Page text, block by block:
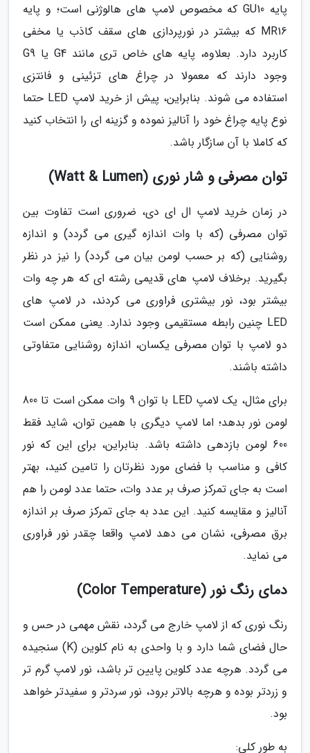
پایه GU10 که مخصوص لامپ های هالوژنی است؛ و پایه
MR16 که بیشتر در نورپردازی های سقف کاذب یا مخفی
کاربرد دارد. بعلاوه، پایه های خاص تری مانند G4 یا G9
وجود دارند که معمولا در چراغ های تزئینی و فانتزی
استفاده می شوند. بنابراین، پیش از خرید لامپ LED حتما
نوع پایه چراغ خود را آنالیز نموده و گزینه ای را انتخاب کنید
که کاملا با آن سازگار باشد.
توان مصرفی و شار نوری (Watt & Lumen)
در زمان خرید لامپ ال ای دی، ضروری است تفاوت بین
توان مصرفی (که با وات اندازه گیری می گردد) و اندازه
روشنایی (که بر حسب لومن بیان می گردد) را نیز در نظر
بگیرید. برخلاف لامپ های قدیمی رشته ای که هر چه وات
بیشتر بود، نور بیشتری فراوری می کردند، در لامپ های
LED چنین رابطه مستقیمی وجود ندارد. یعنی ممکن است
دو لامپ با توان مصرفی یکسان، اندازه روشنایی متفاوتی
داشته باشند.
برای مثال، یک لامپ LED با توان 9 وات ممکن است تا 800
لومن نور بدهد؛ اما لامپ دیگری با همین توان، شاید فقط
600 لومن بازدهی داشته باشد. بنابراین، برای این که نور
کافی و مناسب با فضای مورد نظرتان را تامین کنید، بهتر
است به جای تمرکز صرف بر عدد وات، حتما عدد لومن را هم
آنالیز و مقایسه کنید. این عدد به جای تمرکز صرف بر اندازه
برق مصرفی، نشان می دهد لامپ واقعا چقدر نور فراوری
می نماید.
دمای رنگ نور (Color Temperature)
رنگ نوری که از لامپ خارج می گردد، نقش مهمی در حس و
حال فضای شما دارد و با واحدی به نام کلوین (K) سنجیده
می گردد. هرچه عدد کلوین پایین تر باشد، نور لامپ گرم تر
و زردتر بوده و هرچه بالاتر برود، نور سردتر و سفیدتر خواهد
بود.
به طور کلی: